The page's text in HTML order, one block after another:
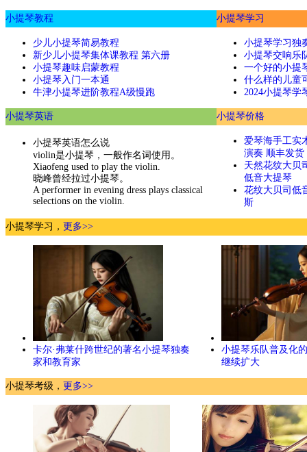
小提琴教程 小提琴学习
少儿小提琴简易教程
新少儿小提琴集体课教程 第六册
小提琴趣味启蒙教程
小提琴入门一本通
牛津小提琴进阶教程A级慢跑
小提琴学习独
小提琴交响乐
一个好的小提
什么样的儿童
2024小提琴学
小提琴英语 小提琴价格
小提琴英语怎么说
violin是小提琴，一般作名词使用。
Xiaofeng used to play the violin.
晓峰曾经拉过小提琴。
A performer in evening dress plays classical
selections on the violin.
爱琴海手工实
演奏 顺丰发货
天然花纹大贝
低音大提琴
花纹大贝司低
斯
小提琴学习， 更多>>
卡尔·弗莱什跨世纪的著名小提琴独奏
家和教育家
小提琴乐队普及化
继续扩大
小提琴考级， 更多>>